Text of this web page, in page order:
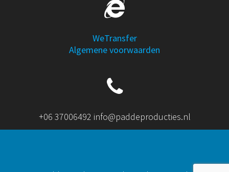
WeTransfer
Algemene voorwaarden
+06 37006492 info@paddeproducties.nl